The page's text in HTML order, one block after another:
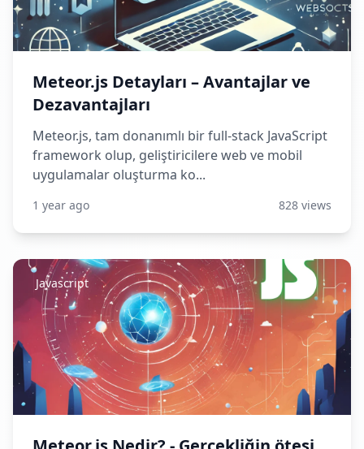
Meteor.js Detayları – Avantajlar ve
Dezavantajları
Meteor.js, tam donanımlı bir full-stack JavaScript
framework olup, geliştiricilere web ve mobil
uygulamalar oluşturma ko...
1 year ago 828 views
Javascript